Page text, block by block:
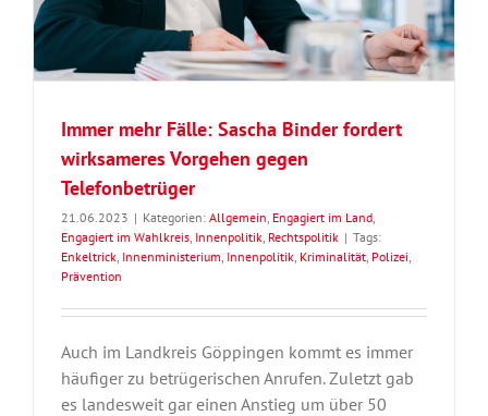
Immer mehr Fälle: Sascha Binder fordert
wirksameres Vorgehen gegen
Telefonbetrüger
21.06.2023 | Kategorien: Allgemein Engagiert im Land
Engagiert im Wahlkreis Innenpolitik Rechtspolitik | Tags:
Enkeltrick Innenministerium Innenpolitik Kriminalität Polizei
Prävention
Auch im Landkreis Göppingen kommt es immer
häufiger zu betrügerischen Anrufen. Zuletzt gab
es landesweit gar einen Anstieg um über 50